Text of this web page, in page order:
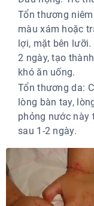
Tổn thương
màu xám hoặc
lợi, mặt bên lưỡi.
2 ngày, tạo
khó ăn uống.
Tổn thương da:
lòng bàn tay,
phỏng nước này
sau 1-2 ngày.